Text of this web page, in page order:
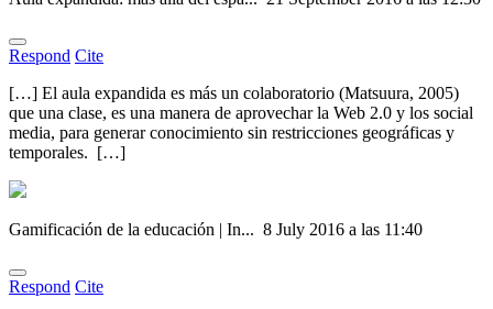
Respond Cite
[…] El aula expandida es más un colaboratorio (Matsuura, 2005)
que una clase, es una manera de aprovechar la Web 2.0 y los social
media, para generar conocimiento sin restricciones geográficas y
temporales. […]
Gamificación de la educación | In... 8 July 2016 a las 11:40
Respond Cite